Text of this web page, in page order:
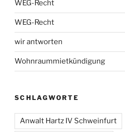
WEG-Recht
WEG-Recht
wir antworten
Wohnraummietkündigung
SCHLAGWORTE
Anwalt Hartz IV Schweinfurt